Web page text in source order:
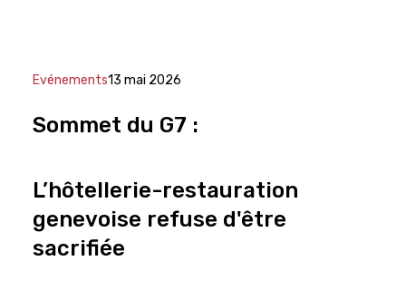
Evénements13 mai 2026
Sommet du G7 :
L’hôtellerie-restauration
genevoise refuse d'être
sacrifiée